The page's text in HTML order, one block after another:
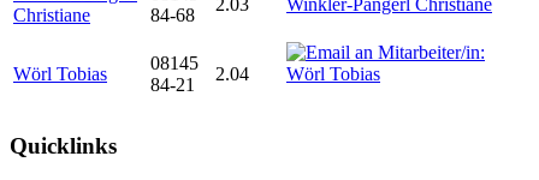
Christiane
84-68
2.03
Wörl Tobias
08145
84-21
2.04
Quicklinks